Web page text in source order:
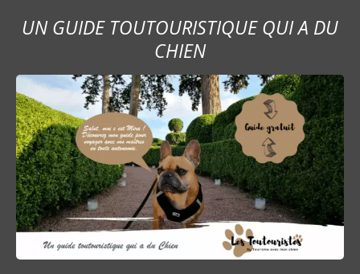
UN GUIDE TOUTOURISTIQUE QUI A DU
CHIEN